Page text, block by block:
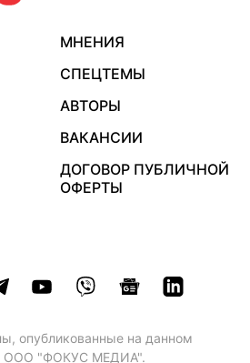
МНЕНИЯ
СПЕЦТЕМЫ
АВТОРЫ
ВАКАНСИИ
ДОГОВОР ПУБЛИЧНОЙ
ОФЕРТЫ
опубликованные на данном
ООО "ФОКУС МЕДИА".